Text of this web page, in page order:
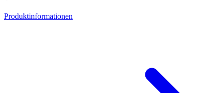
Produktinformationen